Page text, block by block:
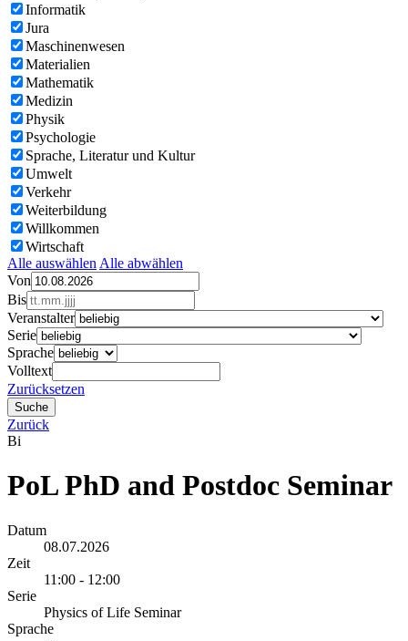
Informatik
Jura
Maschinenwesen
Materialien
Mathematik
Medizin
Physik
Psychologie
Sprache, Literatur und Kultur
Umwelt
Verkehr
Weiterbildung
Willkommen
Wirtschaft
Alle auswählen Alle abwählen
Von
Bis
Veranstalter
Serie
Sprache
Volltext
Zurücksetzen
Zurück
Bi
PoL PhD and Postdoc Seminar
Datum
08.07.2026
Zeit
11:00 - 12:00
Serie
Physics of Life Seminar
Sprache